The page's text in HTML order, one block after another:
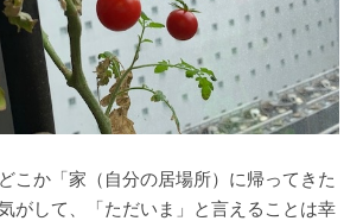
こか「家（自分の居場所）に帰ってきた
がして、「ただいま」と言えることは幸